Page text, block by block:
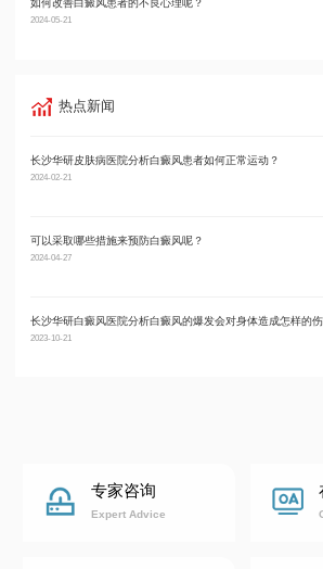
如何改善白癜风患者的不良心理呢？
2024-05-21
热点新闻
长沙华研皮肤病医院分析白癜风患者如何正常运动？
2024-02-21
可以采取哪些措施来预防白癜风呢？
2024-04-27
长沙华研白癜风医院分析白癜风的爆发会对身体造成怎样的
2023-10-21
专家咨询
Expert Advice